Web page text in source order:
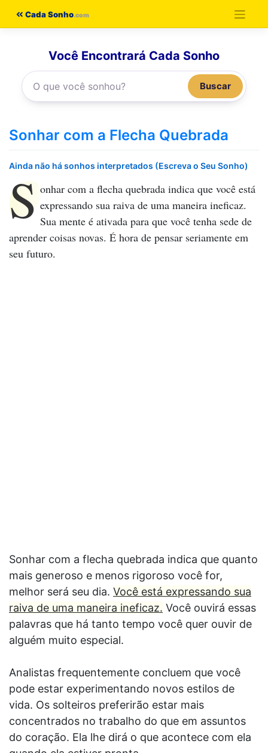
Cada Sonho
Você Encontrará Cada Sonho
Buscar
Sonhar com a Flecha Quebrada
Ainda não há sonhos interpretados (Escreva o Seu Sonho)
S onhar com a flecha quebrada indica que você está
expressando sua raiva de uma maneira ineficaz.
Sua mente é ativada para que você tenha sede de
aprender coisas novas. É hora de pensar seriamente em
seu futuro.
Sonhar com a flecha quebrada indica que quanto
mais generoso e menos rigoroso você for,
melhor será seu dia. Você está expressando sua
raiva de uma maneira ineficaz. Você ouvirá essas
palavras que há tanto tempo você quer ouvir de
alguém muito especial.
Analistas frequentemente concluem que você
pode estar experimentando novos estilos de
vida. Os solteiros preferirão estar mais
concentrados no trabalho do que em assuntos
do coração. Ela lhe dirá o que acontece com ela